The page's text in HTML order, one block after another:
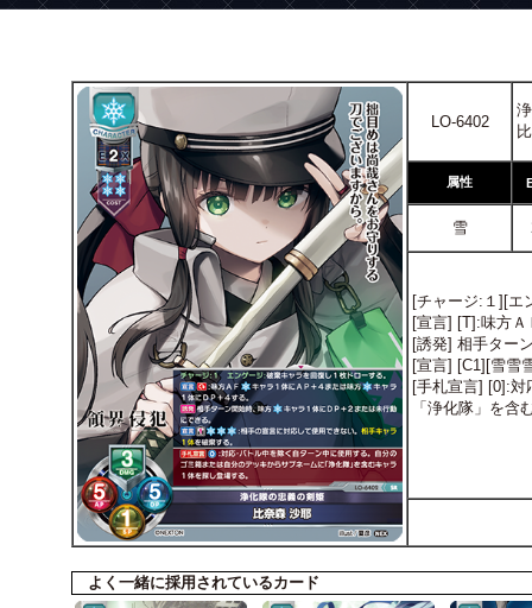
LO-6402
属性
雪
[チャージ:１][エ
[宣言] [T]:味方
[誘発] 相手ター
[宣言] [C1][雪雪
[手札宣言] [0]:対
「浄化隊」を含
よく一緒に採用されているカード